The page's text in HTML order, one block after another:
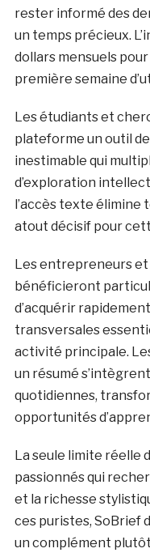
rester informé des
un temps précieux.
dollars mensuels pour
première semaine
Les étudiants et
plateforme un outil
inestimable qui
d’exploration
l’accès texte élimine
atout décisif pour
Les entrepreneurs
bénéficieront
d’acquérir
transversales
activité principale.
un résumé
quotidiennes,
opportunités
La seule limite réelle
passionnés qui
et la richesse
ces puristes, SoBrief
un complément